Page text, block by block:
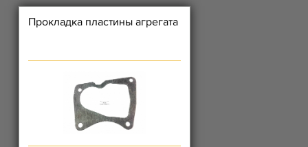
Прокладка пластины агрегата